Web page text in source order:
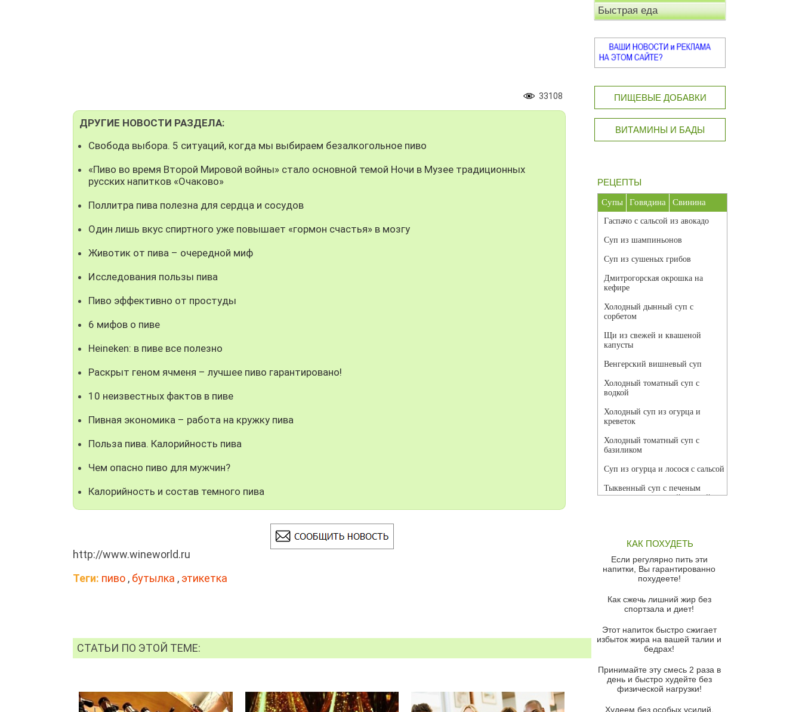
33108
ДРУГИЕ НОВОСТИ РАЗДЕЛА:
Свобода выбора. 5 ситуаций, когда мы выбираем безалкогольное пиво
«Пиво во время Второй Мировой войны» стало основной темой Ночи в Музее традиционных
русских напитков «Очаково»
Поллитра пива полезна для сердца и сосудов
Один лишь вкус спиртного уже повышает «гормон счастья» в мозгу
Животик от пива – очередной миф
Исследования пользы пива
Пиво эффективно от простуды
6 мифов о пиве
Heineken: в пиве все полезно
Раскрыт геном ячменя – лучшее пиво гарантировано!
10 неизвестных фактов в пиве
Пивная экономика – работа на кружку пива
Польза пива. Калорийность пива
Чем опасно пиво для мужчин?
Калорийность и состав темного пива
http://www.wineworld.ru
Теги: пиво , бутылка , этикетка
СТАТЬИ ПО ЭТОЙ ТЕМЕ:
Быстрая еда
ПИЩЕВЫЕ ДОБАВКИ
ВИТАМИНЫ И БАДЫ
РЕЦЕПТЫ
Супы Говядина Свинина
Гаспачо с сальсой из авокадо
Суп из шампиньонов
Суп из сушеных грибов
Дмитрогорская окрошка на
кефире
Холодный дынный суп с
сорбетом
Щи из свежей и квашеной
капусты
Венгерский вишневый суп
Холодный томатный суп с
водкой
Холодный суп из огурца и
креветок
Холодный томатный суп с
базиликом
Суп из огурца и лосося с сальсой
Тыквенный суп с печеным
чесноком и томатной сальсой
красного перца
Парижский луковый суп
Суп из спаржи и горошка с
Суп-крем из цветной капусты
Французский луковый суп
Суп из баклажанов с моцареллой
Грибной крем-суп с кростини с
козьим сыром
Суп мисо с зеленым луком и
КАК ПОХУДЕТЬ
Если регулярно пить эти
напитки, Вы гарантированно
похудеете!
Как сжечь лишний жир без
спортзала и диет!
Этот напиток быстро сжигает
избыток жира на вашей талии и
бедрах!
Принимайте эту смесь 2 раза в
день и быстро худейте без
физической нагрузки!
Худеем без особых усилий,